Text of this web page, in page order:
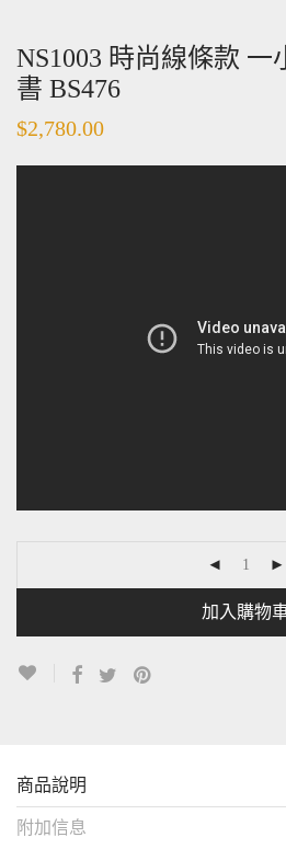
NS1003 時尚線條款
書 BS476
$2,780.00
加入購物
商品說明
附加信息